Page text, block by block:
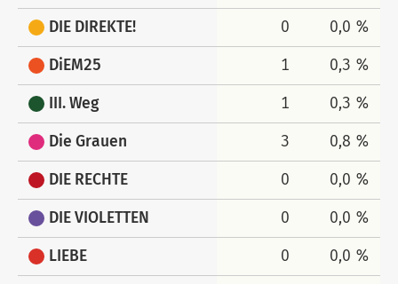
DIE DIREKTE! 0 0,0 %
DiEM25 1 0,3 %
III. Weg 1 0,3 %
Die Grauen 3 0,8 %
DIE RECHTE 0 0,0 %
DIE VIOLETTEN 0 0,0 %
LIEBE 0 0,0 %